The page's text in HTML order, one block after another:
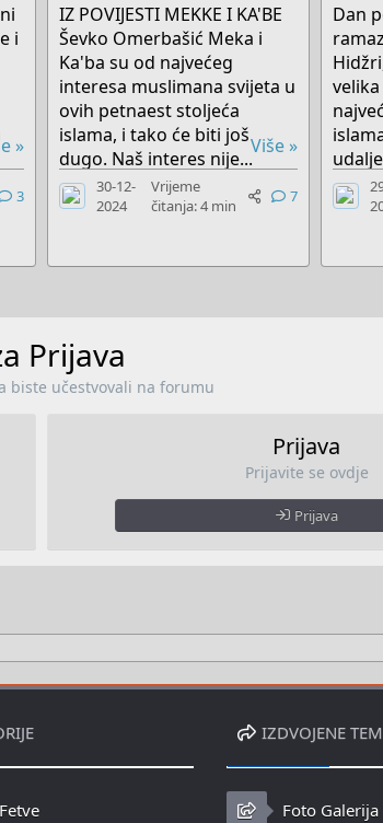
i
»
3
IZ POVIJESTI MEKKE I KA'BE
Ševko Omerbašić Meka i
Ka'ba su od najvećeg
interesa muslimana svijeta u
ovih petnaest stoljeća
islama, i tako će biti još
dugo. Naš interes nije...
Više »
30-12-
2024
Vrijeme
čitanja: 4 min
7
Dan
Prijava
biste učestvovali na forumu
Prijava
Prijavite se ovdje
Prijava
IZDVOJENE
Foto Galerija